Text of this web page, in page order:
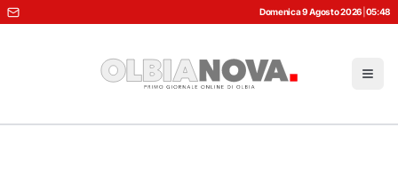
Domenica 9 Agosto 2026 05:48